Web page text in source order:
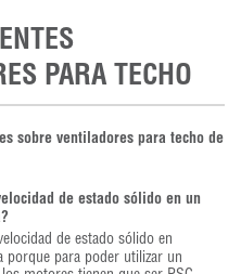
PARA TECHO
sobre ventiladores para techo de
de estado sólido en un
de estado sólido en
para poder utilizar un